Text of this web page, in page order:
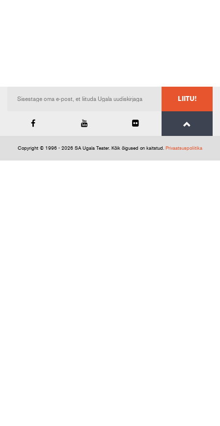
LIITU!
Copyright © 1996 - 2026 SA Ugala Teater. Kõik õigused on kaitstud. Privaatsuspoliitika